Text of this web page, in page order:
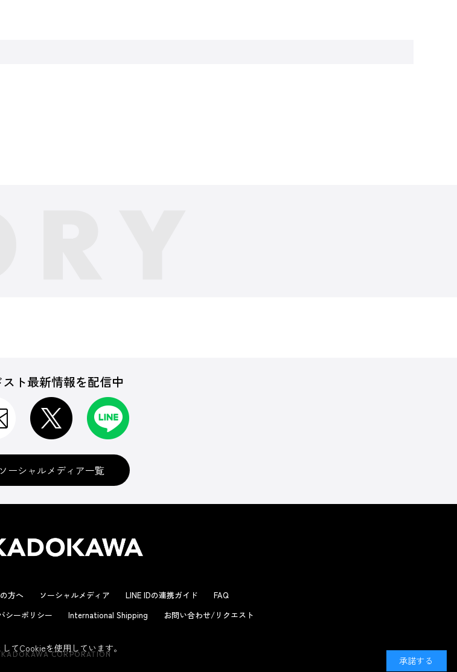
スト最新情報を配信中
ソーシャルメディア一覧
方へ ソーシャルメディア LINE IDの連携ガイド
FAQ
シーポリシー International Shipping お問い合わせ/リクエスト
CORPORATION
てCookieを使用しています。
承諾する